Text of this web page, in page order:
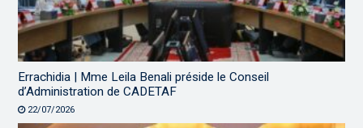
Errachidia | Mme Leila Benali préside le Conseil
d’Administration de CADETAF
22/07/2026